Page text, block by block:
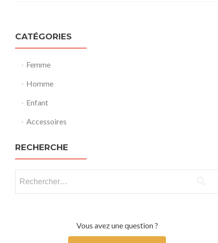
CATÉGORIES
Femme
Homme
Enfant
Accessoires
RECHERCHE
Vous avez une question ?